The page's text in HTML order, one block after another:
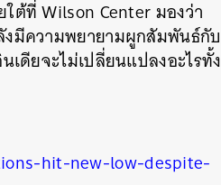
ต้ที่ Wilson Center มองว่า
งมีความพยายามผูกสัมพันธ์กับ
ดียจะไม่เปลี่ยนแปลงอะไรทั้ง
hit-new-low-despite-